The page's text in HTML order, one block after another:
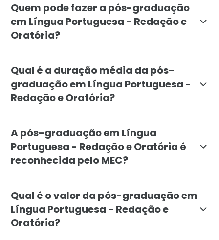
Quem pode fazer a pós-graduação
em Língua Portuguesa - Redação e
Oratória?
Qual é a duração média da pós-
graduação em Língua Portuguesa -
Redação e Oratória?
A pós-graduação em Língua
Portuguesa - Redação e Oratória é
reconhecida pelo MEC?
Qual é o valor da pós-graduação em
Língua Portuguesa - Redação e
Oratória?